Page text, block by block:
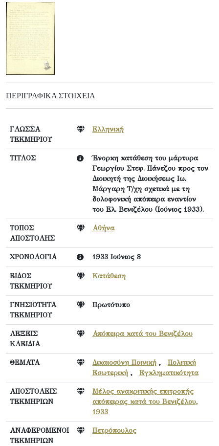
ΠΕΡΙΓΡΑΦΙΚΆ ΣΤΟΙΧΕΊΑ
ΓΛΩΣΣΑ
ΤΕΚΜΗΡΙΟΥ
Ελληνική
ΤΙΤΛΟΣ
Ένορκη κατάθεση του μάρτυρα
Γεωργίου Στεφ. Πάνεζου προς τον
Διοικητή της Διοικήσεως Ιω.
Μάργαρη Τ/χη σχετικά με τη
δολοφονική απόπειρα εναντίον
του Ελ. Βενιζέλου (Ιούνιος 1933).
ΤΟΠΟΣ
ΑΠΟΣΤΟΛΗΣ
Αθήνα
ΧΡΟΝΟΛΟΓΙΑ 1933 Ιούνιος 8
ΕΙΔΟΣ
ΤΕΚΜΗΡΙΟΥ
Κατάθεση
ΓΝΗΣΙΟΤΗΤΑ
ΤΕΚΜΗΡΙΟΥ
Πρωτότυπο
ΛΕΞΕΙΣ
ΚΛΕΙΔΙΑ
Απόπειρα κατά του Βενιζέλου
ΘΕΜΑΤΑ Δικαιοσύνη Ποινική , Πολιτική
Εσωτερική , Εγκληματικότητα
ΑΠΟΣΤΟΛΕΙΣ
ΤΕΚΜΗΡΙΩΝ
Μέλος ανακριτικής επιτροπής
απόπειρας κατά του Βενιζέλου,
1933
ΑΝΑΦΕΡΟΜΕΝΟΙ
ΤΕΚΜΗΡΙΩΝ
Πετρόπουλος